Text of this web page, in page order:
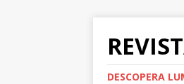
DESCOPERA